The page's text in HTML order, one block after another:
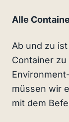
Alle
Ab und zu
Container
müssen wir
mit dem